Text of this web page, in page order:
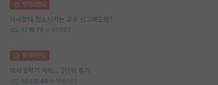
명예의전당
이사할때 청소시키는 교수 신고해도됨?
92 76 60983
명예의전당
박사 8학기 자퇴... 2년뒤 후기
583 46 106062